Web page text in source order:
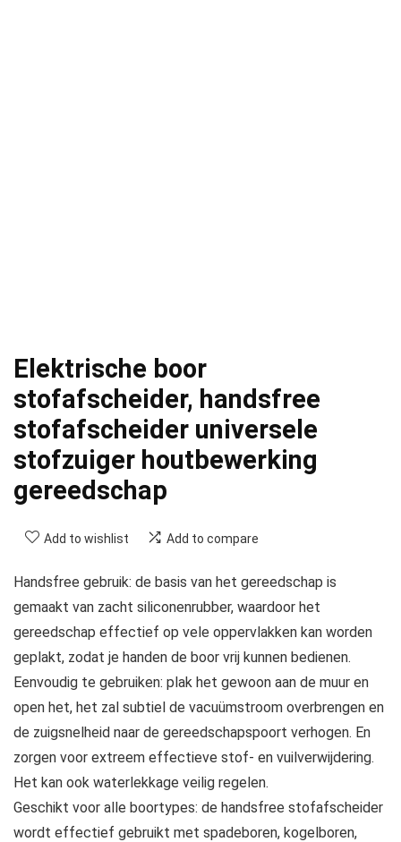
Elektrische boor
stofafscheider, handsfree
stofafscheider universele
stofzuiger houtbewerking
gereedschap
Add to wishlist Add to compare
Handsfree gebruik: de basis van het gereedschap is
gemaakt van zacht siliconenrubber, waardoor het
gereedschap effectief op vele oppervlakken kan worden
geplakt, zodat je handen de boor vrij kunnen bedienen.
Eenvoudig te gebruiken: plak het gewoon aan de muur en
open het, het zal subtiel de vacuümstroom overbrengen en
de zuigsnelheid naar de gereedschapspoort verhogen. En
zorgen voor extreem effectieve stof- en vuilverwijdering.
Het kan ook waterlekkage veilig regelen.
Geschikt voor alle boortypes: de handsfree stofafscheider
wordt effectief gebruikt met spadeboren, kogelboren,